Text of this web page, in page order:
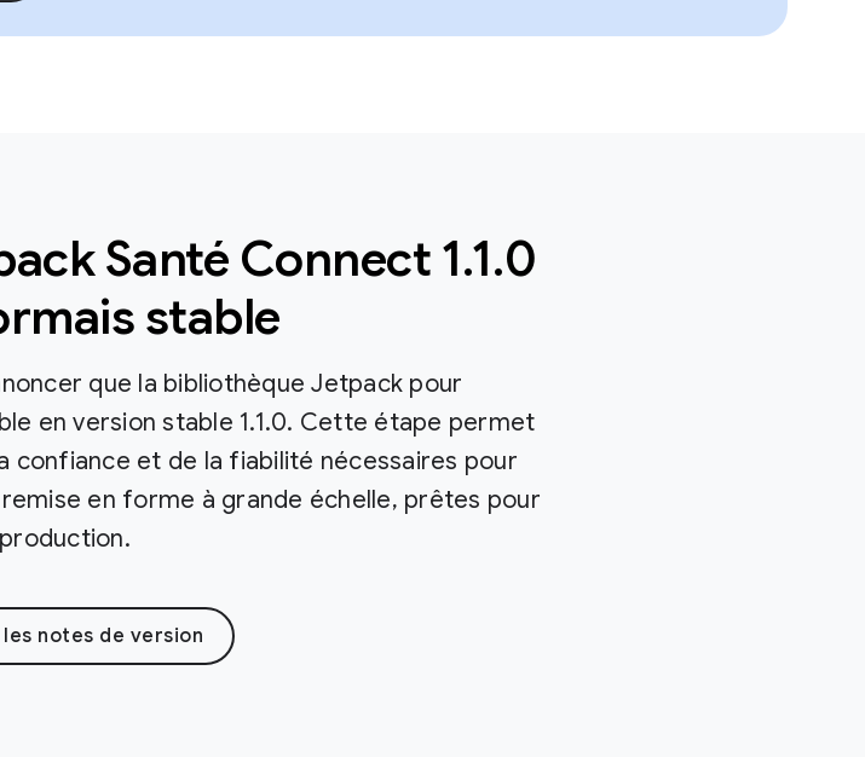
Santé Connect 1.1.0
stable
que la bibliothèque Jetpack pour
en version stable 1.1.0. Cette étape permet
confiance et de la fiabilité nécessaires pour
en forme à grande échelle, prêtes pour
notes de version